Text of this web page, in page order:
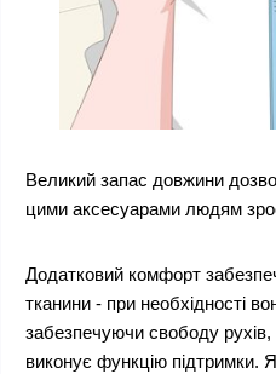
Великий запас довжини
цими аксесуарами людям
Додатковий комфорт
тканини - при необхідності
забезпечуючи свободу
виконує функцію підтримки.